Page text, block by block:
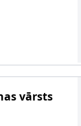
vārsts